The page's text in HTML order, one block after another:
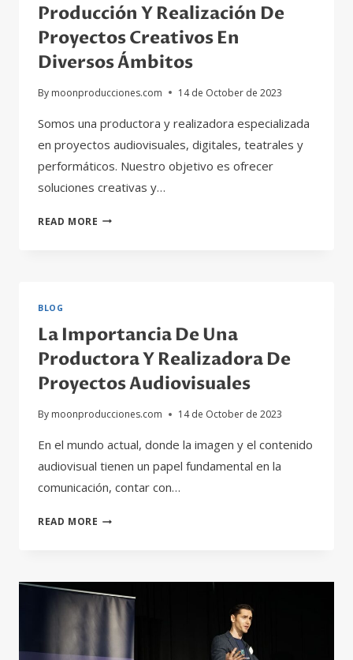
DE
PROYECTOS
AUDIOVISUALES
Producción Y Realización De
Proyectos Creativos En
Diversos Ámbitos
By moonproducciones.com 14 de October de 2023
Somos una productora y realizadora especializada
en proyectos audiovisuales, digitales, teatrales y
performáticos. Nuestro objetivo es ofrecer
soluciones creativas y…
READ MORE PRODUCCIÓN
DIVERSOS
ÁMBITOS
BLOG
La Importancia De Una
Productora Y Realizadora De
Proyectos Audiovisuales
By moonproducciones.com 14 de October de 2023
En el mundo actual, donde la imagen y el contenido
audiovisual tienen un papel fundamental en la
comunicación, contar con…
READ MORE LA
PRODUCTORA
Y
REALIZADORA
PROYECTOS